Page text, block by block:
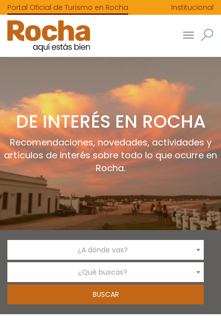
Portal Oficial de Turismo en Rocha Institucional
Toggle
DE INTERÉS EN ROCHA
Recomendaciones, novedades, actividades y
artículos de interés sobre todo lo que ocurre en
Rocha.
¿A dónde vas?
¿Qué buscas?